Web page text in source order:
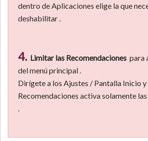
dentro de Aplicaciones elige la que
deshabilitar .
4. Limitar las Recomendaciones para
del menú principal .
Dirígete a los Ajustes / Pantalla Inicio y
Recomendaciones activa solamente
.